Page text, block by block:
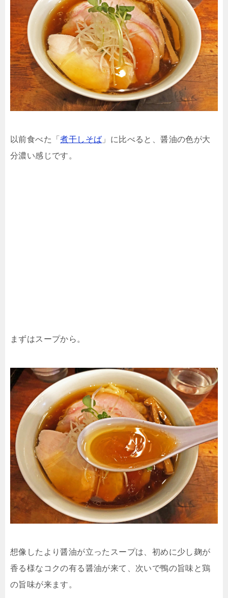
以前食べた「煮干しそば 」に比べると、醤油の色が大
分濃い感じです。
まずはスープから。
想像したより醤油が立ったスープは、初めに少し麹が
香る様なコクの有る醤油が来て、次いで鴨の旨味と鶏
の旨味が来ます。